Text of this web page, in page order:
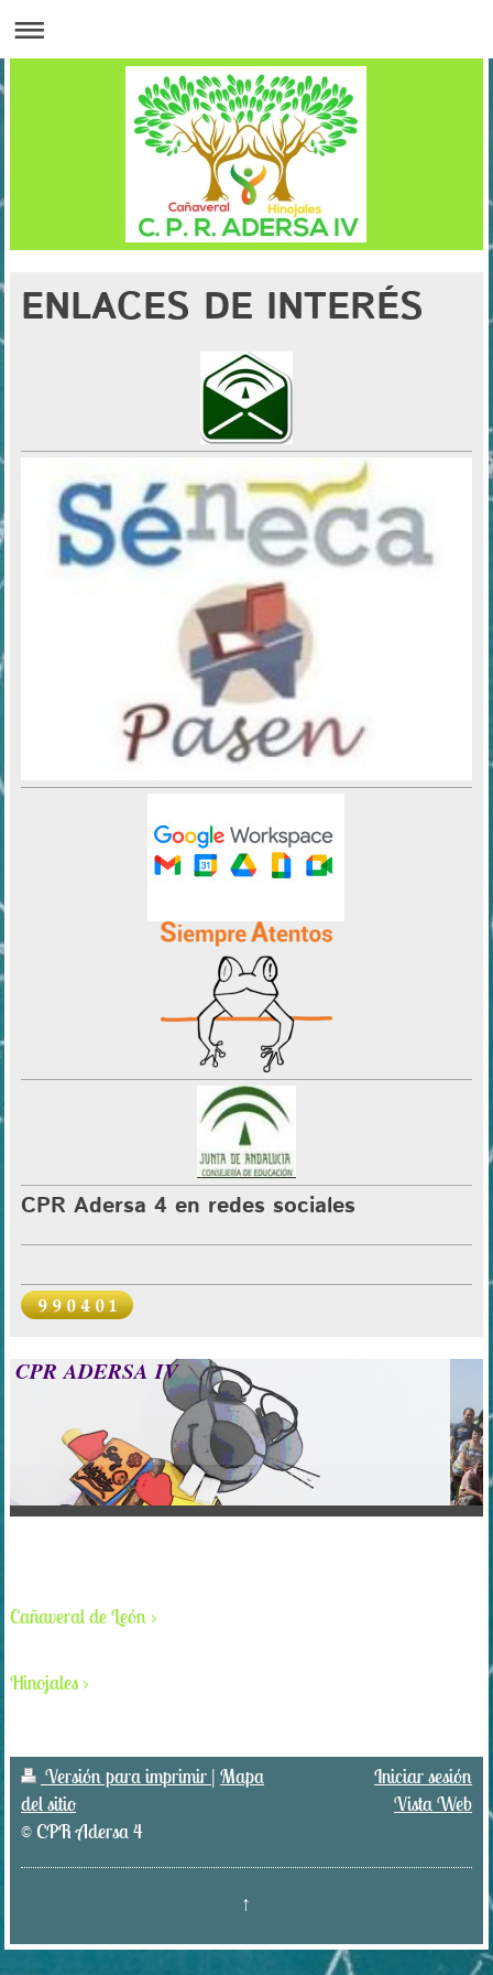
ENLACES DE INTERÉS
CPR Adersa 4 en redes sociales
CPR ADERSA IV
Cañaveral de León
Hinojales
Versión para imprimir | Mapa
del sitio
© CPR Adersa 4
Iniciar sesión
Vista Web
↑